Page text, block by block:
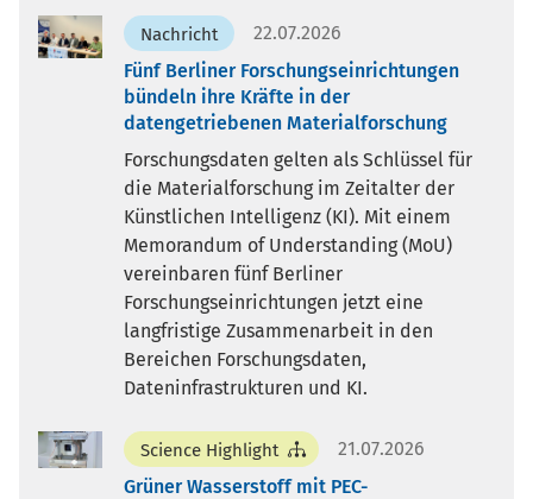
Nachricht
22.07.2026
Fünf Berliner Forschungseinrichtungen
bündeln ihre Kräfte in der
datengetriebenen Materialforschung
Forschungsdaten gelten als Schlüssel für
die Materialforschung im Zeitalter der
Künstlichen Intelligenz (KI). Mit einem
Memorandum of Understanding (MoU)
vereinbaren fünf Berliner
Forschungseinrichtungen jetzt eine
langfristige Zusammenarbeit in den
Bereichen Forschungsdaten,
Dateninfrastrukturen und KI.
Science Highlight
21.07.2026
Grüner Wasserstoff mit PEC-